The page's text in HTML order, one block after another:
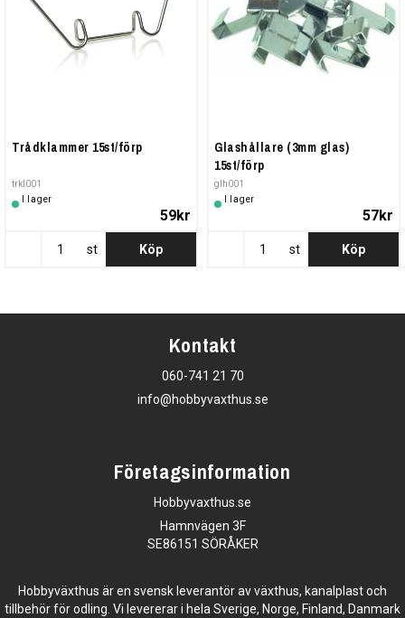
Trådklammer 15st/förp
trkl001
I lager
59kr
st Köp
Glashållare (3mm glas)
15st/förp
glh001
I lager
57kr
st Köp
Kontakt
060-741 21 70
info@hobbyvaxthus.se
Företagsinformation
Hobbyvaxthus.se
Hamnvägen 3F
SE86151 SÖRÅKER
Hobbyväxthus är en svensk leverantör av växthus, kanalplast och
tillbehör för odling. Vi levererar i hela Sverige, Norge, Finland, Danmark